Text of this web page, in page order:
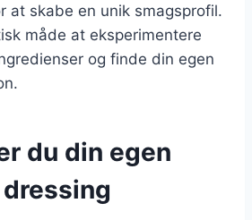
at skabe en unik smagsprofil.
måde at eksperimentere
og finde din egen
du din egen